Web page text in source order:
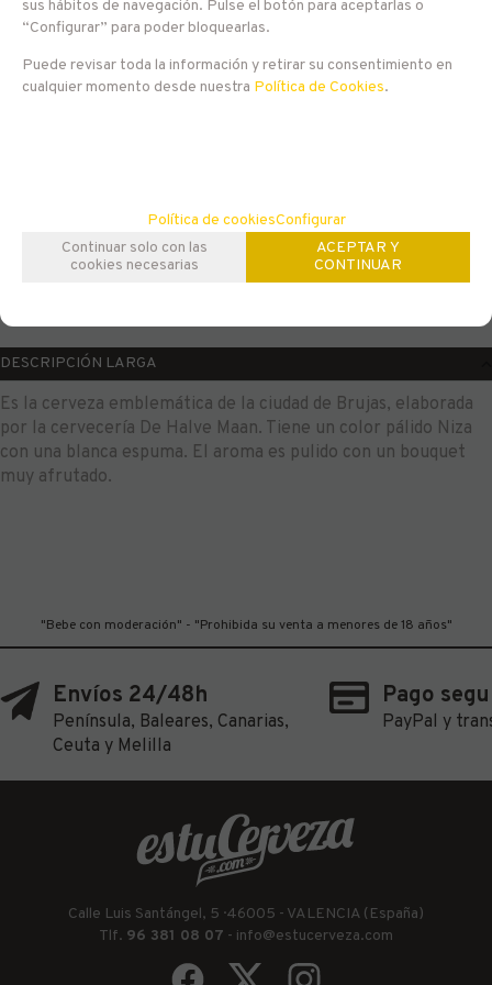
21.00%IVA incluido
Familias relacionadas
DESCRIPCIÓN LARGA
Es la cerveza emblemática de la ciudad de Brujas, elaborada
por la cervecería De Halve Maan. Tiene un color pálido Niza
con una blanca espuma. El aroma es pulido con un bouquet
muy afrutado.
"Bebe con moderación" - "Prohibida su venta a menores de 18 años"
Envíos 24/48h
Península, Baleares, Canarias,
Ceuta y Melilla
Pago
PayPal y
Calle Luis Santángel, 5 · 46005 - VALENCIA (España)
Tlf. 96 381 08 07 - info@estucerveza.com
sus hábitos de navegación. Pulse el botón para aceptarlas o
“Configurar” para poder bloquearlas.
Puede revisar toda la información y retirar su consentimiento en
cualquier momento desde nuestra Política de Cookies.
Política de cookiesConfigurar
Continuar solo con las
cookies necesarias
ACEPTAR Y
CONTINUAR